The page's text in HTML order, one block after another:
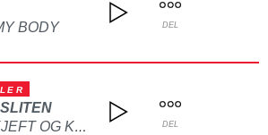
BODY
DEL
HOLD KJEFT OG KYSS MEG DEL